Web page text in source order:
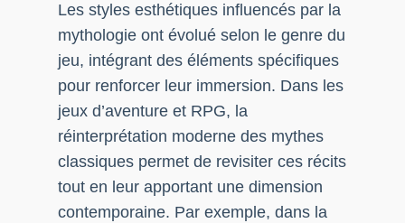
Les styles esthétiques influencés par la
mythologie ont évolué selon le genre du
jeu, intégrant des éléments spécifiques
pour renforcer leur immersion. Dans les
jeux d’aventure et RPG, la
réinterprétation moderne des mythes
classiques permet de revisiter ces récits
tout en leur apportant une dimension
contemporaine. Par exemple, dans la